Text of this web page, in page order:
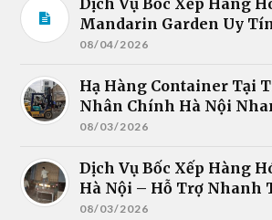
Mandarin Garden Uy
08/04/2026
Hạ Hàng Container Tại
Nhân Chính Hà Nội
08/03/2026
Dịch Vụ Bốc Xếp Hàng
Hà Nội – Hỗ Trợ Nhanh
08/03/2026